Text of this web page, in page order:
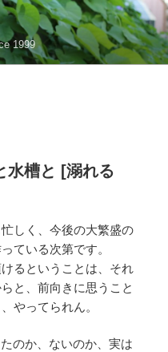
1999
水槽と [溺れる
しく、今後の大繁盛の
ている次第です。
るということは、それ
と、前向きに思うこと
やってられん。
のか、ないのか、実は